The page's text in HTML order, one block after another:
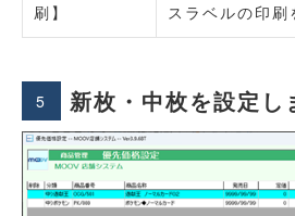
刷】
スラベルの印刷
5 新枚・中枚を設定し